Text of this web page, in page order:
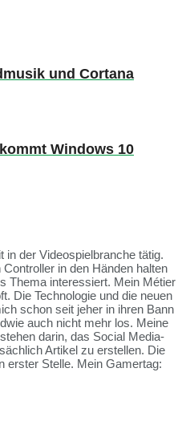
und Cortana
Windows 10
in der Videospielbranche tätig.
in den Händen halten
Thema interessiert. Mein Métier
Die Technologie und die neuen
schon seit jeher in ihren Bann
auch nicht mehr los. Meine
darin, das Social Media-
Artikel zu erstellen. Die
erster Stelle. Mein Gamertag: